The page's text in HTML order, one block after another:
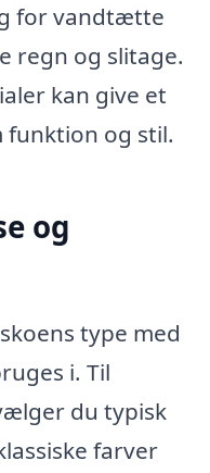
for vandtætte
regn og slitage.
kan give et
funktion og stil.
og
type med
i. Til
du typisk
farver